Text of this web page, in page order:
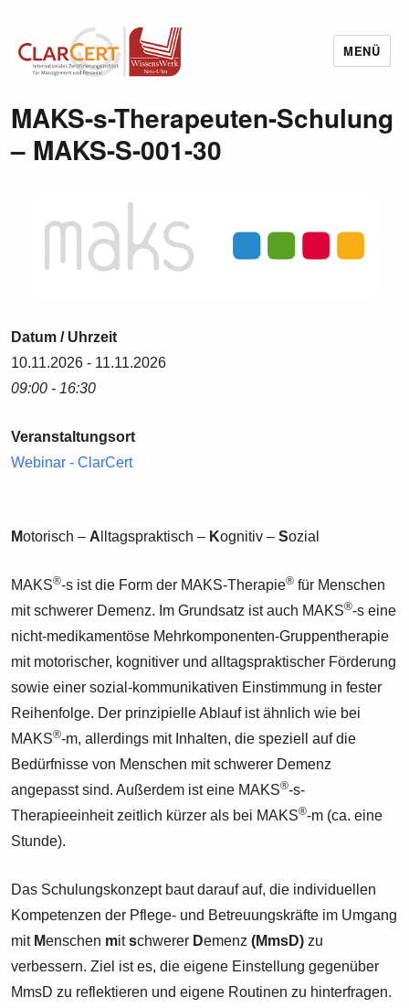
Wissenswerk Neu-Ulm
MENÜ
MAKS-s-Therapeuten-Schulung
– MAKS-S-001-30
Datum / Uhrzeit
10.11.2026 - 11.11.2026
09:00 - 16:30
Veranstaltungsort
Webinar - ClarCert
Motorisch – A lltagspraktisch – Kognitiv –Sozial
MAKS®-s ist die Form der MAKS-Therapie® für Menschen
mit schwerer Demenz. Im Grundsatz ist auch MAKS®-s eine
nicht-medikamentöse Mehrkomponenten-Gruppentherapie
mit motorischer, kognitiver und alltagspraktischer Förderung
sowie einer sozial-kommunikativen Einstimmung in fester
Reihenfolge. Der prinzipielle Ablauf ist ähnlich wie bei
MAKS®-m, allerdings mit Inhalten, die speziell auf die
Bedürfnisse von Menschen mit schwerer Demenz
angepasst sind. Außerdem ist eine MAKS®-s-
Therapieeinheit zeitlich kürzer als bei MAKS®-m (ca. eine
Stunde).
Das Schulungskonzept baut darauf auf, die individuellen
Kompetenzen der Pflege- und Betreuungskräfte im Umgang
mit Menschen mitschwerer Demenz(MmsD) zu
verbessern. Ziel ist es, die eigene Einstellung gegenüber
MmsD zu reflektieren und eigene Routinen zu hinterfragen.